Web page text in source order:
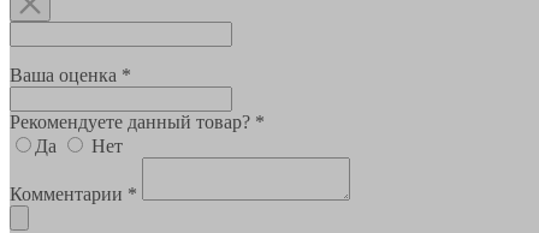
Ваша оценка *
Рекомендуете данный товар? *
Да
Нет
Комментарии *